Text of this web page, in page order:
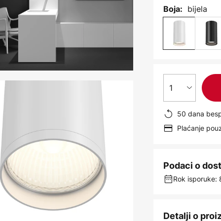
Boja: bijela
1
50 dana
Plaćanje
Podaci o
Rok isporuke:
Detalji o